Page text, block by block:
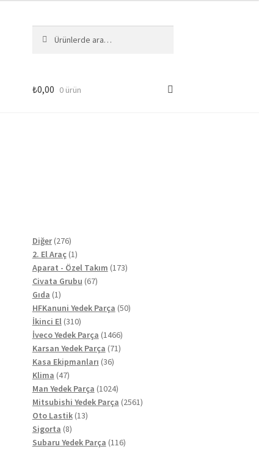
₺0,00 0 ürün
Diğer 276276
ürün
2. El Araç 11
ürün
Aparat - Özel Takım 173173
Civata Grubu 6767
Gıda 11
ürün
HFKanuni Yedek Parça 5050
İkinci El 310310
ürün
İveco Yedek Parça 14661466
ürün
Karsan Yedek Parça 7171
Kasa Ekipmanları 3636
Klima 4747
ürün
Man Yedek Parça 10241024
ürün
Mitsubishi Yedek Parça 25612561
Oto Lastik 1313
Sigorta 88
ürün
Subaru Yedek Parça 116116